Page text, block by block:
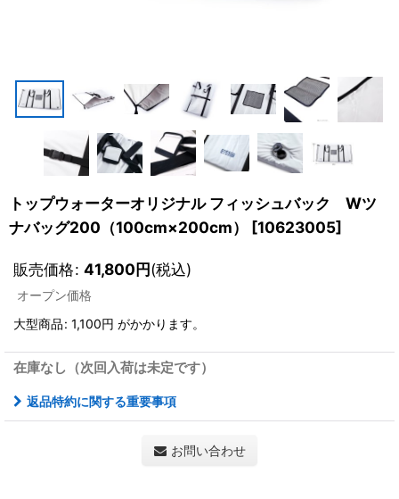
トップウォーターオリジナル フィッシュバック Wツ
ナバッグ200（100cm×200cm）
[10623005]
販売価格: 41,800円(税込)
オープン価格
大型商品: 1,100円 がかかります。
在庫なし（次回入荷は未定です）
返品特約に関する重要事項
お問い合わせ